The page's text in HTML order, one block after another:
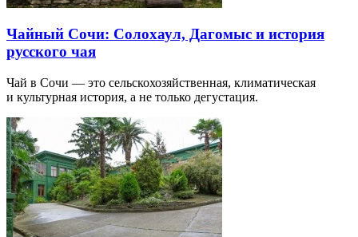
Чайный Сочи: Солохаул, Дагомыс и история
русского чая
Чай в Сочи — это сельскохозяйственная, климатическая
и культурная история, а не только дегустация.